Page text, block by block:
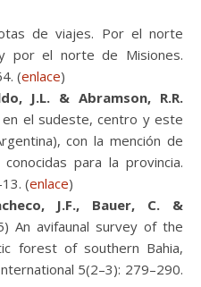
de viajes. Por el norte
por el norte de Misiones.
(enlace)
J.L. & Abramson, R.R.
el sudeste, centro y este
con la mención de
para la provincia.
(enlace)
J.F., Bauer, C. &
An avifaunal survey of the
forest of southern Bahia,
5(2–3): 279–290.